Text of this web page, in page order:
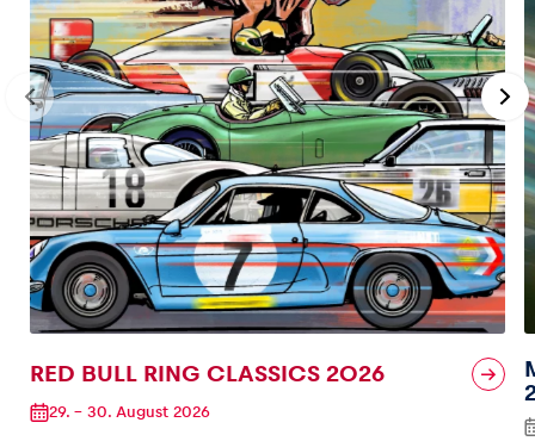
RED BULL RING CLASSICS 2026
29. – 30. August 2026